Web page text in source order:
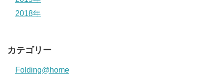
2018年
カテゴリー
Folding@home